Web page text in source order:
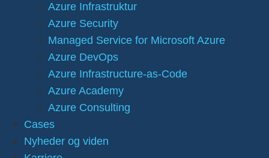
Azure Infrastruktur
Azure Security
Managed Service for Microsoft Azure
Azure DevOps
Azure Infrastructure-as-Code
Azure Academy
Azure Consulting
Cases
Nyheder og viden